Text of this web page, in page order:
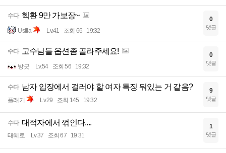
수다 헥환 9만 가보장~
Usilla Lv.41 조회 66 19:32
0
댓글
수다 고수님들 옵션좀 골라주세요!
방긋 Lv.54 조회 56 19:32
0
댓글
수다 남자 입장에서 걸러야 할 여자 특징 뭐있는 거 같음?
플래기 Lv.29 조회 145 19:32
9
댓글
수다 대적자에서 꺾인다....
태혜로 Lv.37 조회 67 19:31
1
댓글